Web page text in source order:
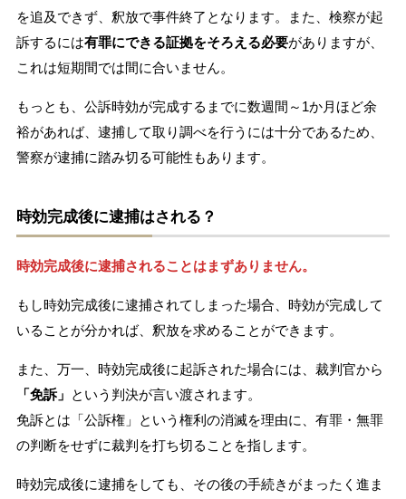
を追及できず、釈放で事件終了となります。また、検察が起
訴するには有罪にできる証拠をそろえる必要がありますが、
これは短期間では間に合いません。
もっとも、公訴時効が完成するまでに数週間～1か月ほど余
裕があれば、逮捕して取り調べを行うには十分であるため、
警察が逮捕に踏み切る可能性もあります。
時効完成後に逮捕はされる？
時効完成後に逮捕されることはまずありません。
もし時効完成後に逮捕されてしまった場合、時効が完成して
いることが分かれば、釈放を求めることができます。
また、万一、時効完成後に起訴された場合には、裁判官から
「免訴」 という判決が言い渡されます。
免訴とは「公訴権」という権利の消滅を理由に、有罪・無罪
の判断をせずに裁判を打ち切ることを指します。
時効完成後に逮捕をしても、その後の手続きがまったく進ま